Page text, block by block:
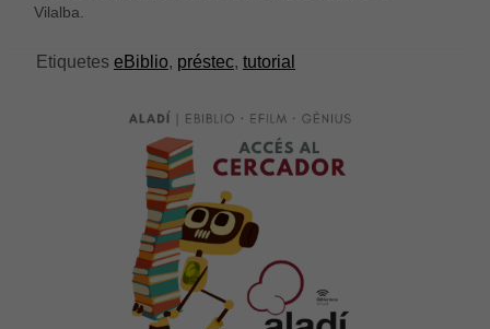
Vilalba.
Etiquetes eBiblio, préstec, tutorial
Necessàries